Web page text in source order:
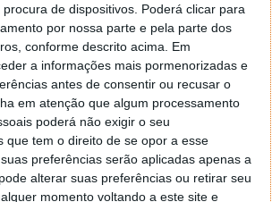
de dispositivos. Poderá clicar para
por nossa parte e pela parte dos
conforme descrito acima. Em
a informações mais pormenorizadas e
antes de consentir ou recusar o
em atenção que algum processamento
poderá não exigir o seu
que tem o direito de se opor a esse
preferências serão aplicadas apenas a
alterar suas preferências ou retirar seu
momento voltando a este site e
mas o link funciona. Seja como for segue por mail
8.
o que te falei. Faz da seguinte maneira,
e no topo dessa janela com o botão direito do
Depois no separador Menu ‘Iniciar’
‘Personalizar’ aí encontrarás no separador